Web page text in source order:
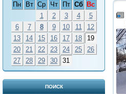
Пн
Вт Ср Чт Пт Сб
Вс
1
2 3 4
5
6
7 8 9 10 11
12
13
14 15 16 17 18
19
20
21 22 23 24 25
26
27
28 29 30 31
ПОИСК